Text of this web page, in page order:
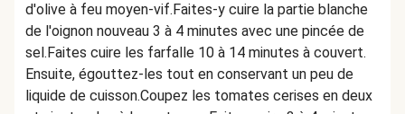
d'olive à feu moyen-vif.Faites-y cuire la partie blanche
de l'oignon nouveau 3 à 4 minutes avec une pincée de
sel.Faites cuire les farfalle 10 à 14 minutes à couvert.
Ensuite, égouttez-les tout en conservant un peu de
liquide de cuisson.Coupez les tomates cerises en deux